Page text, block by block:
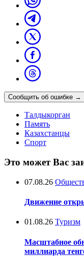
Сообщить об ошибке →
Талдыкорган
Память
Казахстанцы
Спорт
Это может Вас
07.08.26
Движение
01.08.26 Туризм
Масштабное
миллиарда